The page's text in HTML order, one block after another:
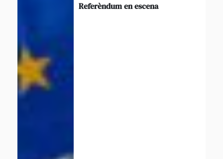
Referèndum en escena